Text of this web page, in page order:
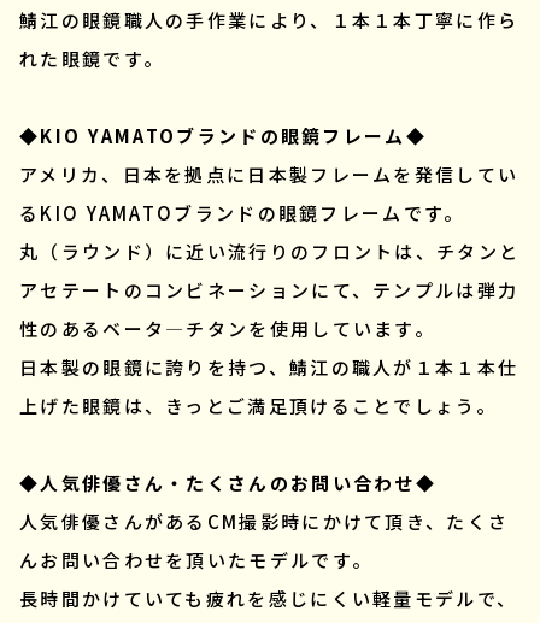
鯖江の眼鏡職人の手作業により、１本１本丁寧に作ら
れた眼鏡です。
◆KIO YAMATOブランドの眼鏡フレーム◆
アメリカ、日本を拠点に日本製フレームを発信してい
るKIO YAMATOブランドの眼鏡フレームです。
丸（ラウンド）に近い流行りのフロントは、チタンと
アセテートのコンビネーションにて、テンプルは弾力
性のあるベータ―チタンを使用しています。
日本製の眼鏡に誇りを持つ、鯖江の職人が１本１本仕
上げた眼鏡は、きっとご満足頂けることでしょう。
◆人気俳優さん・たくさんのお問い合わせ◆
人気俳優さんがあるCM撮影時にかけて頂き、たくさ
んお問い合わせを頂いたモデルです。
長時間かけていても疲れを感じにくい軽量モデルで、